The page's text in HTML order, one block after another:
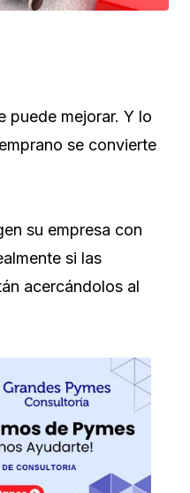
puede mejorar. Y lo
se convierte
su empresa con
si las
acercándolos al